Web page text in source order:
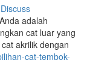
Discuss
adalah
cat luar yang
akrilik dengan
cat-tembok-